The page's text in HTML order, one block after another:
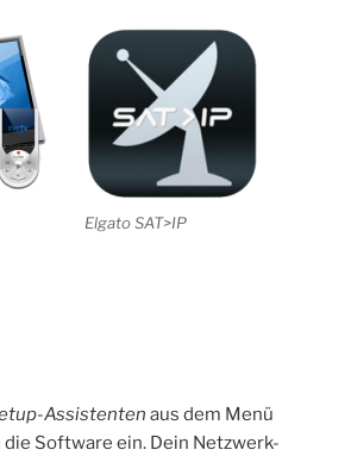
Elgato SAT>IP
Assistenten aus dem Menü
die Software ein. Dein Netzwerk-